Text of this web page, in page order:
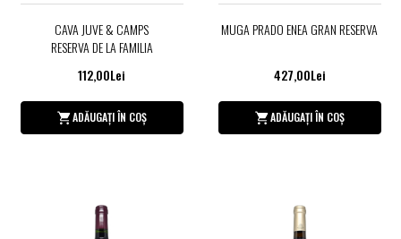
CAVA JUVE & CAMPS
RESERVA DE LA FAMILIA
112,00Lei
ADĂUGAȚI ÎN COȘ
MUGA PRADO ENEA GRAN RESERVA
427,00Lei
ADĂUGAȚI ÎN COȘ